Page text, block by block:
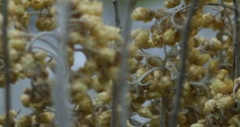
POŻEGNANIA OR KRAKÓW
OR KOSZALIN
OR LUBLIN